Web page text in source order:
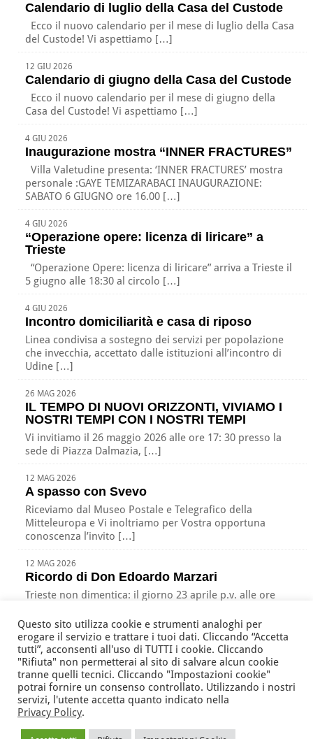
Calendario di luglio della Casa del Custode
Ecco il nuovo calendario per il mese di luglio della Casa
del Custode! Vi aspettiamo […]
12 GIU 2026
Calendario di giugno della Casa del Custode
Ecco il nuovo calendario per il mese di giugno della
Casa del Custode! Vi aspettiamo […]
4 GIU 2026
Inaugurazione mostra “INNER FRACTURES”
Villa Valetudine presenta: ‘INNER FRACTURES’ mostra
personale :GAYE TEMIZARABACI INAUGURAZIONE:
SABATO 6 GIUGNO ore 16.00 […]
4 GIU 2026
“Operazione opere: licenza di liricare” a
Trieste
“Operazione Opere: licenza di liricare” arriva a Trieste il
5 giugno alle 18:30 al circolo […]
4 GIU 2026
Incontro domiciliarità e casa di riposo
Linea condivisa a sostegno dei servizi per popolazione
che invecchia, accettato dalle istituzioni all’incontro di
Udine […]
26 MAG 2026
IL TEMPO DI NUOVI ORIZZONTI, VIVIAMO I
NOSTRI TEMPI CON I NOSTRI TEMPI
Vi invitiamo il 26 maggio 2026 alle ore 17: 30 presso la
sede di Piazza Dalmazia, […]
12 MAG 2026
A spasso con Svevo
Riceviamo dal Museo Postale e Telegrafico della
Mitteleuropa e Vi inoltriamo per Vostra opportuna
conoscenza l’invito […]
12 MAG 2026
Ricordo di Don Edoardo Marzari
Trieste non dimentica: il giorno 23 aprile p.v. alle ore
Associazione Nazionale Tutte le Età Attive per la Solidarietà
della Regione Friuli Venezia Giulia ODV
via Battistig, 60 -33100Udine Tel/Fax +39 0432 246432
anteas@volontariato.fvg.it
Questo sito utilizza cookie e strumenti analoghi per
erogare il servizio e trattare i tuoi dati. Cliccando “Accetta
tutti”, acconsenti all'uso di TUTTI i cookie. Cliccando
"Rifiuta" non permetterai al sito di salvare alcun cookie
tranne quelli tecnici. Cliccando "Impostazioni cookie"
potrai fornire un consenso controllato. Utilizzando i nostri
servizi, l'utente accetta quanto indicato nella
Privacy Policy.